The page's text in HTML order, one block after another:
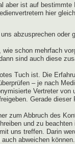
aber ist auf bestimmte
hier
abzusprechen oder
schon mehrfach
sind auch diese
Tuch ist. Die
– je nach
Vertreter von
Gerade dieser
zum Abbruch des
und zu
uns treffen. Darin
abweichen können.